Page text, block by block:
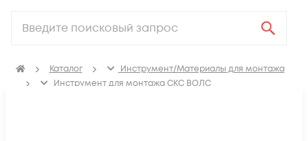
Каталог
Инструмент/Материалы для монтажа
Инструмент для монтажа СКС ВОЛС